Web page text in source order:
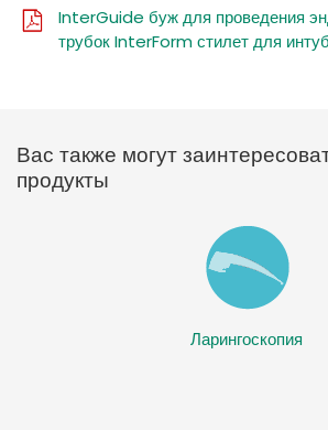
InterGuide буж для проведения
трубок InterForm стилет для
Вас также могут
продукты
Ларингоскопия